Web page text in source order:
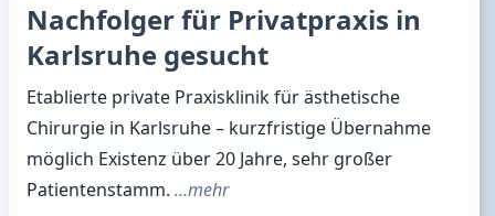
Nachfolger für Privatpraxis in
Karlsruhe gesucht
Etablierte private Praxisklinik für ästhetische
Chirurgie in Karlsruhe – kurzfristige Übernahme
möglich Existenz über 20 Jahre, sehr großer
Patientenstamm. …mehr